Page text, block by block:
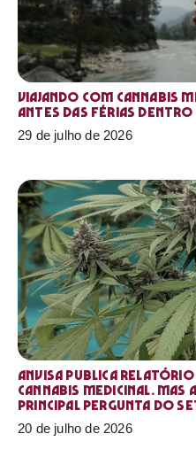
Viajando com cannabis
antes das férias
29 de julho de 2026
Anvisa publica
Cannabis medicinal.
principal pergunta do
20 de julho de 2026